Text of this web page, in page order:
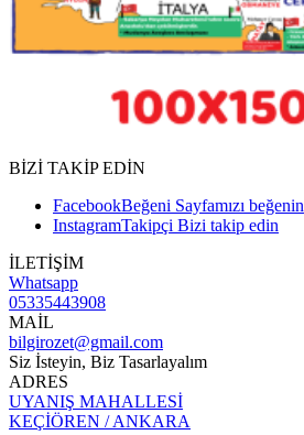
BİZİ TAKİP EDİN
FacebookBeğeni Sayfamızı beğenin
InstagramTakipçi Bizi takip edin
İLETİŞİM
Whatsapp
05335443908
MAİL
bilgirozet@gmail.com
Siz İsteyin, Biz Tasarlayalım
ADRES
UYANIŞ MAHALLESİ
KEÇİÖREN / ANKARA